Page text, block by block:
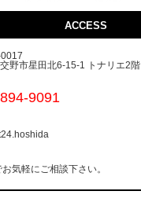
ACCESS
野市星田北6-15-1 トナリエ2階
9091
気軽にご相談下さい。